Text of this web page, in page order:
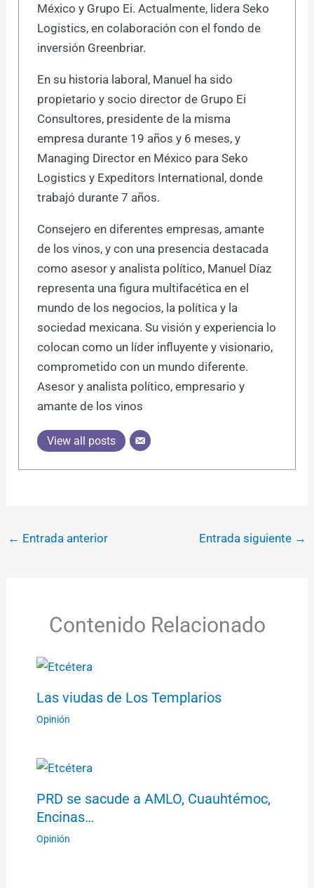
México y Grupo Ei. Actualmente, lidera Seko
Logistics, en colaboración con el fondo de
inversión Greenbriar.
En su historia laboral, Manuel ha sido
propietario y socio director de Grupo Ei
Consultores, presidente de la misma
empresa durante 19 años y 6 meses, y
Managing Director en México para Seko
Logistics y Expeditors International, donde
trabajó durante 7 años.
Consejero en diferentes empresas, amante
de los vinos, y con una presencia destacada
como asesor y analista político, Manuel Díaz
representa una figura multifacética en el
mundo de los negocios, la política y la
sociedad mexicana. Su visión y experiencia lo
colocan como un líder influyente y visionario,
comprometido con un mundo diferente.
Asesor y analista político, empresario y
amante de los vinos
View all posts
← Entrada anterior Entrada siguiente →
Contenido Relacionado
Las viudas de Los Templarios
Opinión
PRD se sacude a AMLO, Cuauhtémoc,
Encinas…
Opinión